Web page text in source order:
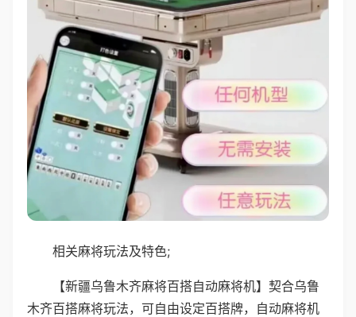
相关麻将玩法及特色;
【新疆乌鲁木齐麻将百搭自动麻将机】契合乌鲁
木齐百搭麻将玩法，可自由设定百搭牌，自动麻将机